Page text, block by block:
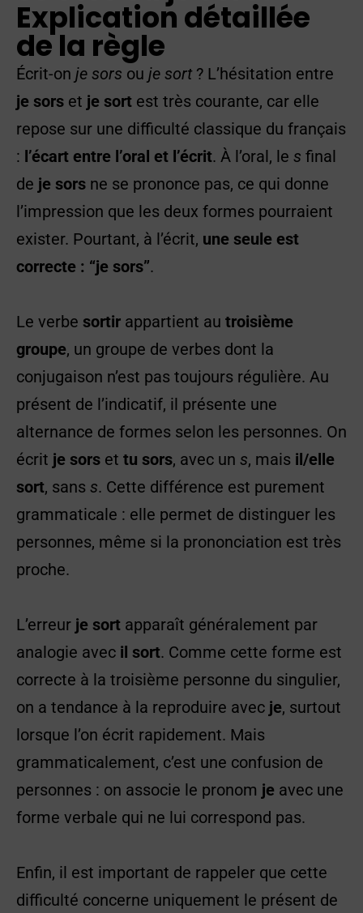
Explication détaillée
de la règle
Écrit-on je sors ou je sort? L’hésitation entre
je sors et je sort est très courante, car elle
repose sur une difficulté classique du français
: l’écart entre l’oral et l’écrit. À l’oral, le s final
de je sors ne se prononce pas, ce qui donne
l’impression que les deux formes pourraient
exister. Pourtant, à l’écrit, une seule est
correcte : “je sors”.
Le verbe sortir appartient au troisième
groupe, un groupe de verbes dont la
conjugaison n’est pas toujours régulière. Au
présent de l’indicatif, il présente une
alternance de formes selon les personnes. On
écrit je sors et tu sors, avec un s, mais il/elle
sort, sans s. Cette différence est purement
grammaticale : elle permet de distinguer les
personnes, même si la prononciation est très
proche.
L’erreur je sort apparaît généralement par
analogie avec il sort. Comme cette forme est
correcte à la troisième personne du singulier,
on a tendance à la reproduire avec je, surtout
lorsque l’on écrit rapidement. Mais
grammaticalement, c’est une confusion de
personnes : on associe le pronom je avec une
forme verbale qui ne lui correspond pas.
Enfin, il est important de rappeler que cette
difficulté concerne uniquement le présent de